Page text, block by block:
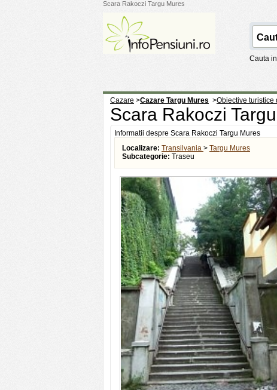
Scara Rakoczi Targu Mures
Cauta in
Cazare >Cazare Targu Mures >Obiective turistice
Scara Rakoczi
Informatii despre Scara Rakoczi Targu Mures
Localizare: Transilvania > Targu Mures
Subcategorie: Traseu